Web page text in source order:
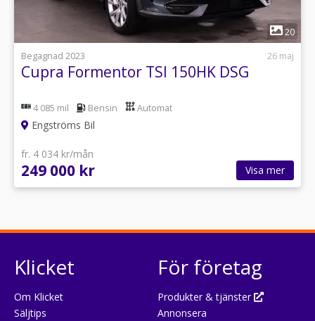
20
Begagnad 2023
26 maj
Cupra Formentor TSI 150HK DSG
4 085 mil Bensin Automat
Engströms Bil
fr. 4 034 kr/mån
249 000 kr Visa mer
Klicket
Om Klicket
Säljtips
För företag
Produkter & tjänster
Annonsera